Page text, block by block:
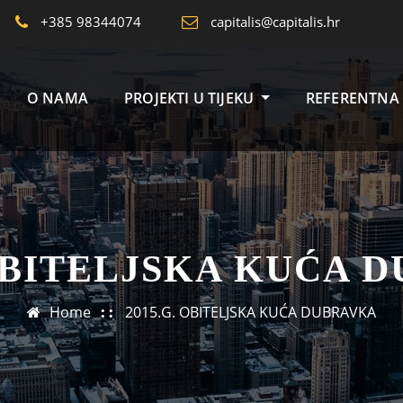
+385 98344074 capitalis@capitalis.hr
O NAMA PROJEKTI U TIJEKU
KUĆA
Home 2015.G. OBITELJSKA KUĆA DUBRAVKA